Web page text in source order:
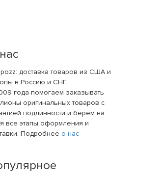
доставка товаров из США и
в Россию и СНГ.
года помогаем заказывать
оригинальных товаров с
подлинности и берём на
все этапы оформления и
Подробнее о нас